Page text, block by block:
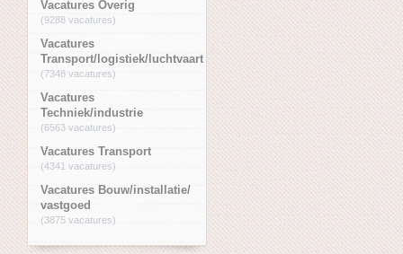
Vacatures Overig
(9288 vacatures)
Vacatures
Transport/logistiek/luchtvaart
(7348 vacatures)
Vacatures
Techniek/industrie
(6563 vacatures)
Vacatures Transport
(4341 vacatures)
Vacatures Bouw/installatie/
vastgoed
(3875 vacatures)